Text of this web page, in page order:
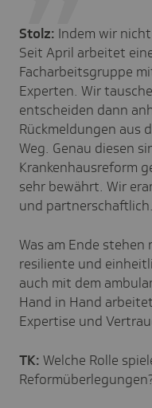
Stolz: Indem wir
Seit April arbeitet
Facharbeitsgruppe
Experten. Wir
entscheiden dann
Rückmeldungen aus
Weg. Genau diesen
Krankenhausreform
sehr bewährt. Wir
und partnerschaftlich.
Was am Ende
resiliente und
auch mit dem
Hand in Hand
Expertise und
TK: Welche Rolle